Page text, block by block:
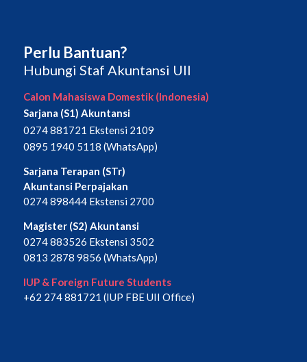
Perlu Bantuan?
Hubungi Staf Akuntansi UII
Calon Mahasiswa Domestik (Indonesia)
Sarjana (S1) Akuntansi
0274 881721 Ekstensi 2109
0895 1940 5118 (WhatsApp)
Sarjana Terapan (STr)
Akuntansi Perpajakan
0274 898444 Ekstensi 2700
Magister (S2) Akuntansi
0274 883526 Ekstensi 3502
0813 2878 9856 (WhatsApp)
IUP & Foreign Future Students
+62 274 881721 (IUP FBE UII Office)